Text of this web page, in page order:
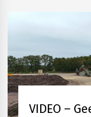
INSCHUURTECHNIEK
LOONWERK
VIDEO –